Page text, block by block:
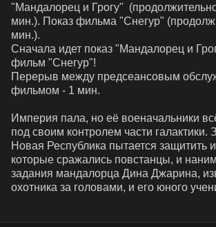
"Мандалорец и Грогу"
мин.). Показ фильма "Снегур"
мин.).
Сначала идет показ "Мандалорец и
фильм "Снегур"!
Перерыв между предсеансовым
фильмом - 1 мин.
Империя пала, но её военачальники
под своим контролем части
Новая Республика пытается защитить
которые сражались повстанцы, и
задания мандалорца Дина Джарина,
охотника за головами, и его юного